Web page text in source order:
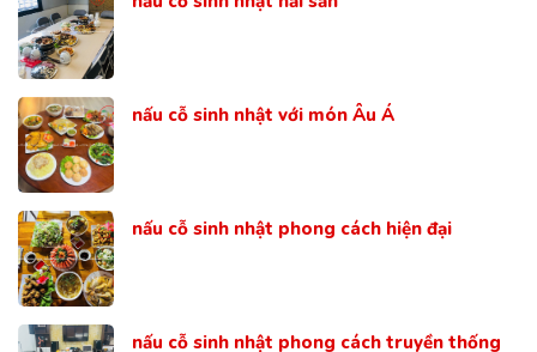
nấu cỗ sinh nhật với món Âu Á
nấu cỗ sinh nhật phong cách hiện đại
nấu cỗ sinh nhật phong cách truyền thống